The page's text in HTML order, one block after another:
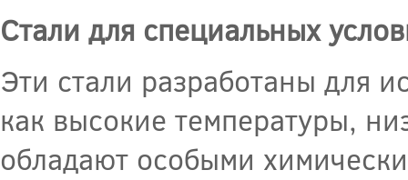
Стали для специальных
Эти стали разработаны для
как высокие температуры,
обладают особыми